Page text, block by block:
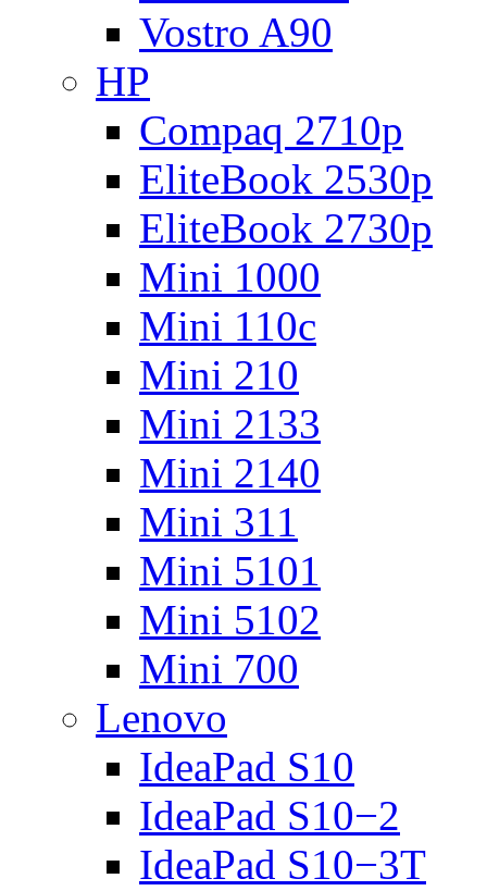
Vostro A90
HP
Compaq 2710p
EliteBook 2530p
EliteBook 2730p
Mini 1000
Mini 110c
Mini 210
Mini 2133
Mini 2140
Mini 311
Mini 5101
Mini 5102
Mini 700
Lenovo
IdeaPad S10
IdeaPad S10−2
IdeaPad S10−3T